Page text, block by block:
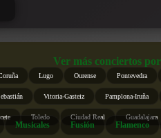
Ver más conciertos
Lugo Ourense Pontevedra
Vitoria-Gasteiz Pamplona-Iruña
Toledo Ciudad Real Guadalajara
Musicales Fusión Flamenco